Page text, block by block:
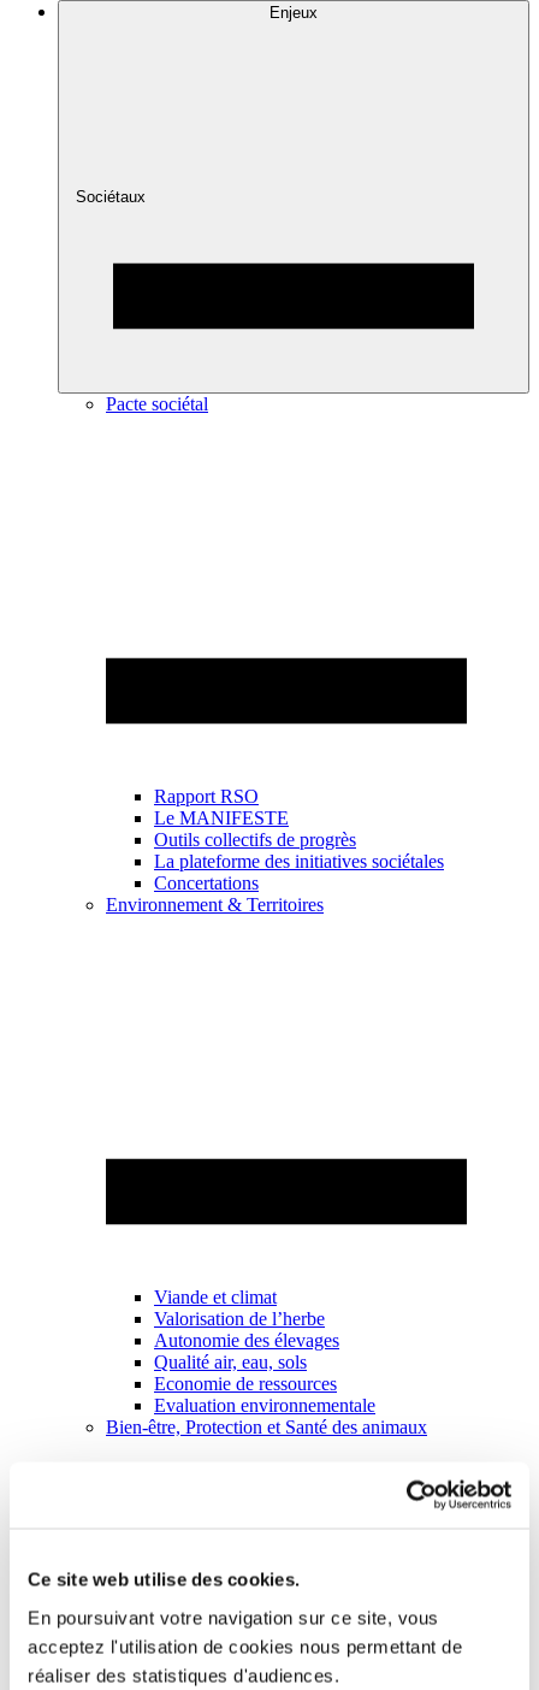
Ce site web utilise des cookies.
En poursuivant votre navigation sur ce site, vous
acceptez l'utilisation de cookies nous permettant de
réaliser des statistiques d'audiences.
Enjeux
Sociétaux
Pacte sociétal
Rapport RSO
Le MANIFESTE
Outils collectifs de progrès
La plateforme des initiatives sociétales
Concertations
Environnement & Territoires
Viande et climat
Valorisation de l’herbe
Autonomie des élevages
Qualité air, eau, sols
Economie de ressources
Evaluation environnementale
Bien-être, Protection et Santé des animaux